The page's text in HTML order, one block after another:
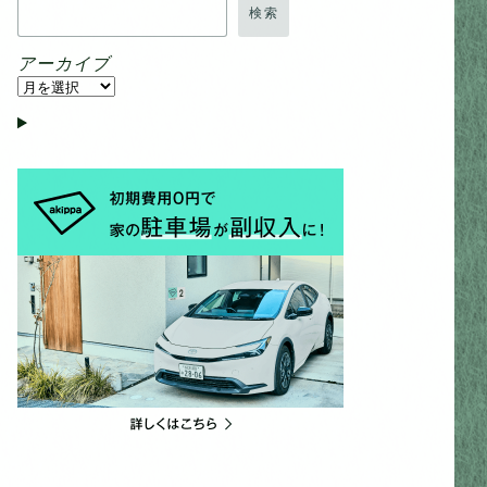
検索
アーカイブ
ア
ー
イ